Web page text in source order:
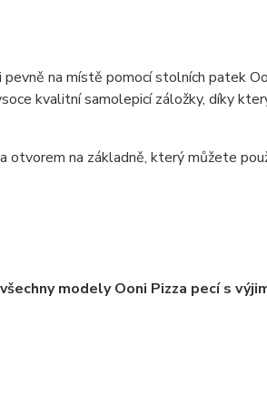
pevně na místě pomocí stolních patek
kvalitní samolepicí záložky, díky
na základně, který můžete
modely Ooni Pizza pecí s